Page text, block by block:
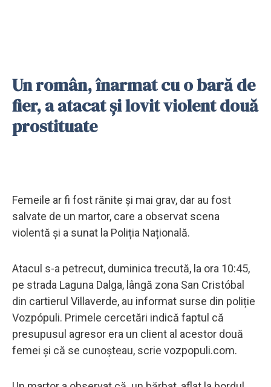
Un român, înarmat cu o bară de
fier, a atacat și lovit violent două
prostituate
Femeile ar fi fost rănite și mai grav, dar au fost
salvate de un martor, care a observat scena
violentă și a sunat la Poliția Națională.
Atacul s-a petrecut, duminica trecută, la ora 10:45,
pe strada Laguna Dalga, lângă zona San Cristóbal
din cartierul Villaverde, au informat surse din poliție
Vozpópuli. Primele cercetări indică faptul că
presupusul agresor era un client al acestor două
femei și că se cunoșteau, scrie vozpopuli.com.